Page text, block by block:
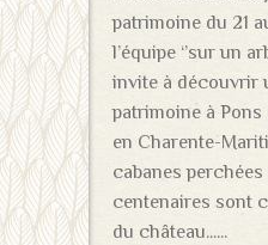
patrimoine du 21
l’équipe ‘’sur un
invite à découvrir
patrimoine à
en Charente-
cabanes
centenaires sont
du château......